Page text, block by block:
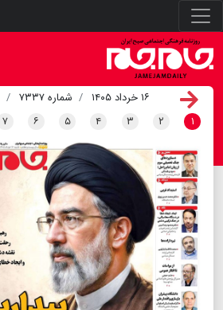
۱۶ خرداد ۱۴۰۵ شماره ۷۳۳۷
۱
۲ ۳ ۴ ۵ ۶ ۷